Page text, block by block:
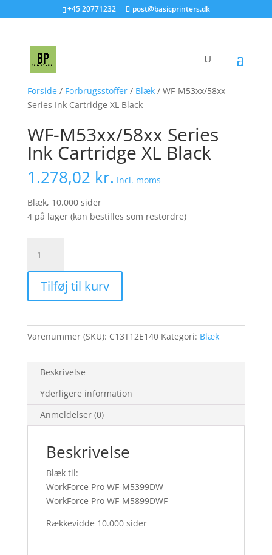
+45 20771232 post@basicprinters.dk
Forside/ Forbrugsstoffer/ Blæk/ WF-M53xx/58xx
Series Ink Cartridge XL Black
WF-M53xx/58xx Series
Ink Cartridge XL Black
1.278,02 kr. Incl. moms
Blæk, 10.000 sider
4 på lager (kan bestilles som restordre)
M53xx/58xx
Series
Cartridge
Black
antal
Tilføj til kurv
Varenummer (SKU): C13T12E140 Kategori: Blæk
Beskrivelse
Yderligere information
Anmeldelser (0)
Beskrivelse
Blæk til:
WorkForce Pro WF-M5399DW
WorkForce Pro WF-M5899DWF
Rækkevidde 10.000 sider